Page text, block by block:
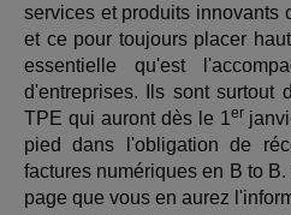
services et produits innovants
et ce pour toujours placer
essentielle qu'est
d'entreprises. Ils sont surtout
TPE qui auront dès le 1er
pied dans l'obligation de
factures numériques en B to
page que vous en aurez